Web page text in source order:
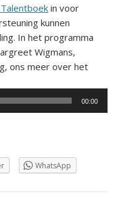
in voor
kunnen
In het programma
Wigmans,
ons meer over het
00:00
WhatsApp